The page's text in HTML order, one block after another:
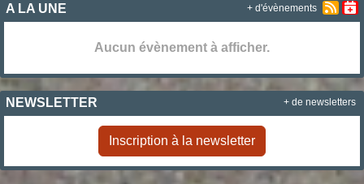
A LA UNE
Aucun évènement à afficher.
+ d'évènements
NEWSLETTER
Inscription à la newsletter
+ de newsletters